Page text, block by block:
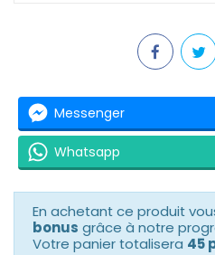
Messenger
Whatsapp
En achetant ce produit
bonus grâce à notre
Votre panier totalisera 45